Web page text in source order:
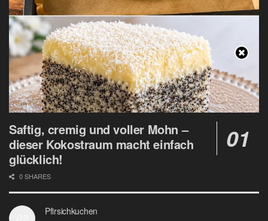
Saftig, cremig und voller Mohn –
dieser Kokostraum macht einfach
glücklich!
0 SHARES
Pfirsichkuchen